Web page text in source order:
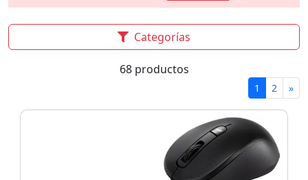
Categorías
68 productos
1 2 »